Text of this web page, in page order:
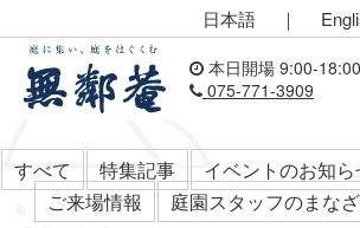
日本語 ｜
本日開場 9:00-18:00
075-771-3909
すべて 特集記事 イベントのお知
ご来場情報
庭園スタッフのまな